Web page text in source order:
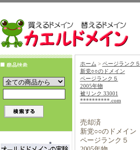
ホーム > ページランク５
新党○○のドメイン
ページランク５
2005年物
被リンク 33001
**********.com
売却済
新党○○のドメイン
ページランク５